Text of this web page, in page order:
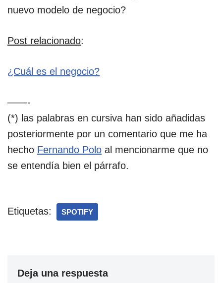
nuevo modelo de negocio?
Post relacionado:
¿Cuál es el negocio?
——-
(*) las palabras en cursiva han sido añadidas
posteriormente por un comentario que me ha
hecho Fernando Polo al mencionarme que no
se entendía bien el párrafo.
Etiquetas: SPOTIFY
Deja una respuesta